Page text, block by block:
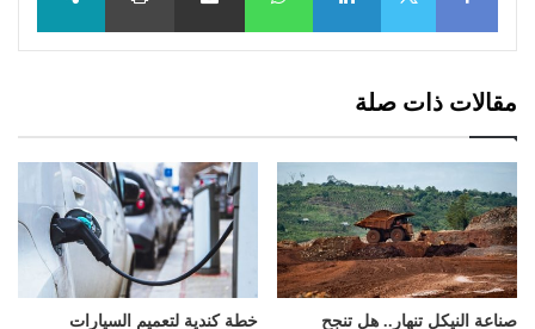
مقالات ذات صلة
صناعة النيكل تنهار.. هل تنجح
خطة كندية لتعميم السيارات